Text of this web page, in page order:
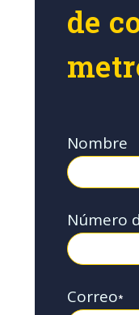
de
Nombre
Número
Correo*